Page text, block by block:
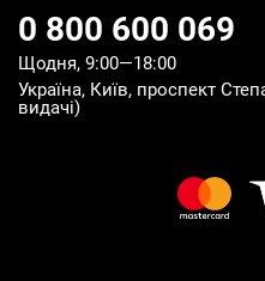
0 800 600 069
Щодня, 9:00—18:00
Україна, Київ, проспект
видачі)